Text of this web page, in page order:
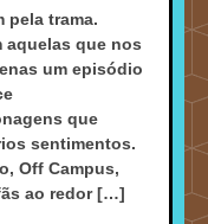
pela trama.
aquelas que nos
um episódio
que
sentimentos.
Off Campus,
ao redor […]